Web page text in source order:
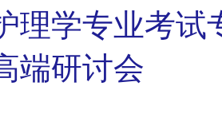
理学专业考试
端研讨会